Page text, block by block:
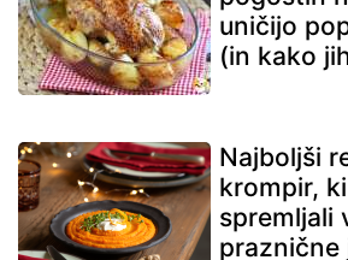
uničijo
(in kako
Najboljši
krompir,
spremljali
praznične